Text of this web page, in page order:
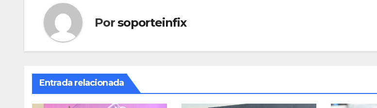
Porsoporteinfix
Entrada relacionada